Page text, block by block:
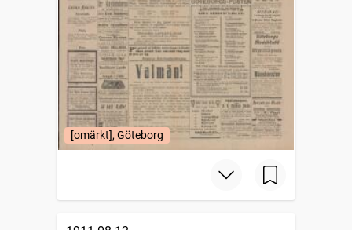
[omärkt], Göteborg